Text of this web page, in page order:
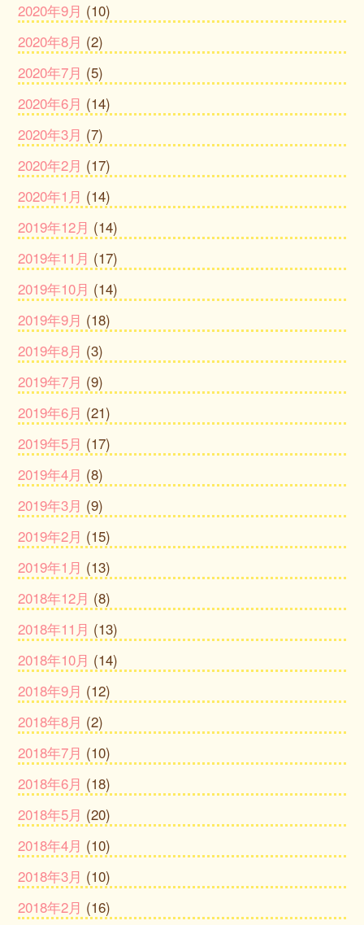
2020年9月 (10)
2020年8月 (2)
2020年7月 (5)
2020年6月 (14)
2020年3月 (7)
2020年2月 (17)
2020年1月 (14)
2019年12月 (14)
2019年11月 (17)
2019年10月 (14)
2019年9月 (18)
2019年8月 (3)
2019年7月 (9)
2019年6月 (21)
2019年5月 (17)
2019年4月 (8)
2019年3月 (9)
2019年2月 (15)
2019年1月 (13)
2018年12月 (8)
2018年11月 (13)
2018年10月 (14)
2018年9月 (12)
2018年8月 (2)
2018年7月 (10)
2018年6月 (18)
2018年5月 (20)
2018年4月 (10)
2018年3月 (10)
2018年2月 (16)